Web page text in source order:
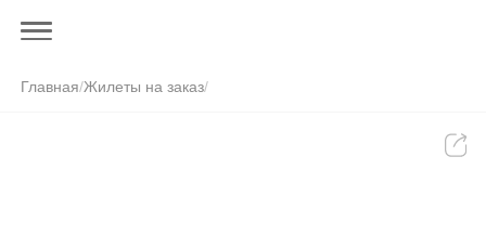
Главная/Жилеты на заказ/